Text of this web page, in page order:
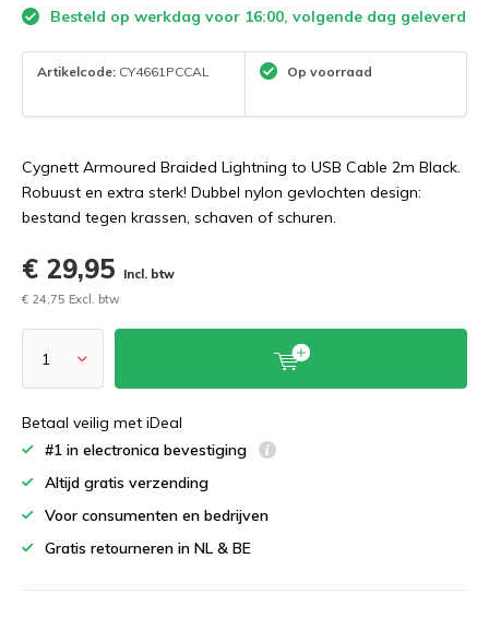
Besteld op werkdag voor 16:00, volgende dag geleverd
Artikelcode: CY4661PCCAL Op voorraad
Cygnett Armoured Braided Lightning to USB Cable 2m Black.
Robuust en extra sterk! Dubbel nylon gevlochten design:
bestand tegen krassen, schaven of schuren.
€ 29,95
Incl. btw
€ 24,75 Excl. btw
Betaal veilig met iDeal
#1 in electronica bevestiging
Altijd gratis verzending
Voor consumenten en bedrijven
Gratis retourneren in NL & BE